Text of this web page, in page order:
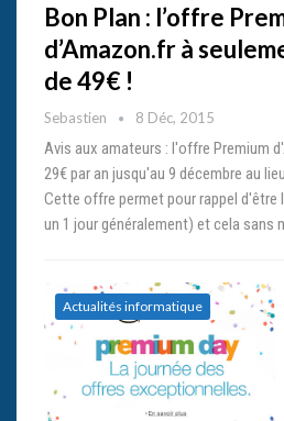
Bon Plan : l’offre
d’Amazon.fr à
de 49€ !
Sebastien 8 Déc, 2015
Avis aux amateurs : l'offre Premium
29€ par an jusqu'au 9 décembre au
Cette offre permet pour rappel d'être
un 1 jour généralement) et cela sans
Actualités informatique